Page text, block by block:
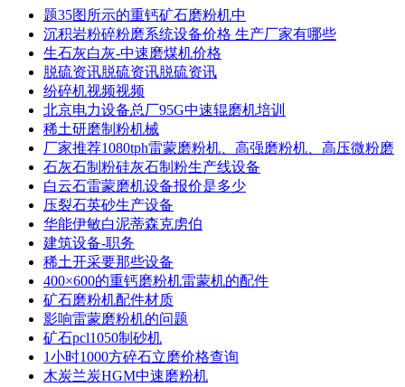
题35图所示的重钙矿石磨粉机中
沉积岩粉碎粉磨系统设备价格 生产厂家有哪些
生石灰白灰-中速磨煤机价格
脱硫资讯脱硫资讯脱硫资讯
纷碎机视频视频
北京电力设备总厂95G中速辊磨机培训
稀土研磨制粉机械
厂家推荐1080tph雷蒙磨粉机、高强磨粉机、高压微粉磨
石灰石制粉硅灰石制粉生产线设备
白云石雷蒙磨机设备报价是多少
压裂石英砂生产设备
华能伊敏白泥蒂森克虏伯
建筑设备-职务
稀土开采要那些设备
400×600的重钙磨粉机雷蒙机的配件
矿石磨粉机配件材质
影响雷蒙磨粉机的问题
矿石pcl1050制砂机
1小时1000方碎石立磨价格查询
木炭兰炭HGM中速磨粉机